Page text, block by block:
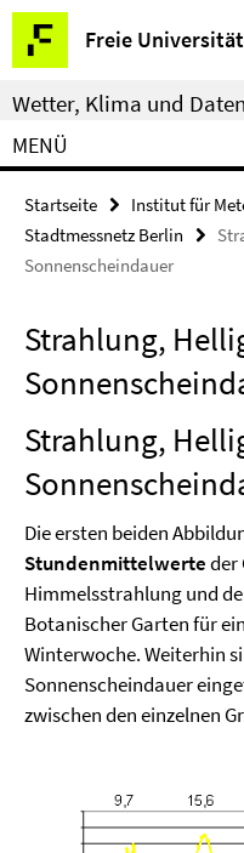
Springe
direkt
zu
Inhalt
Freie
Service-
Navigation
Wetter, Klima und Daten
MENÜ
Startseite Institut für
Stadtmessnetz Berlin
Sonnenscheindauer
Strahlung,
Strahlung,
Die ersten beiden
Stundenmittelwerteder
Himmelsstrahlung und
Botanischer Garten für
Winterwoche. Weiterhin
Sonnenscheindauer
zwischen den einzelnen